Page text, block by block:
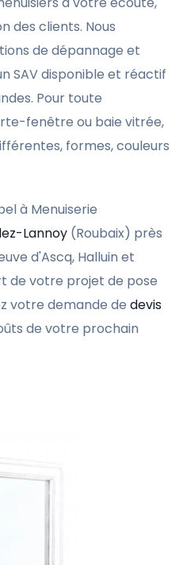
des clients. Nous
de dépannage et
SAV disponible et réactif
Pour toute
fenêtre ou baie vitrée,
formes, couleurs
à Menuiserie
Lannoy (Roubaix) près
d'Ascq, Halluin et
de votre projet de pose
votre demande de devis
de votre prochain